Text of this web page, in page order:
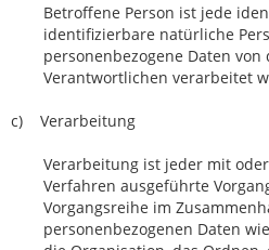
Betroffene Person ist jede
identifizierbare natürliche
personenbezogene Daten
Verantwortlichen verarbeitet
c) Verarbeitung
Verarbeitung ist jeder mit
Verfahren ausgeführte
Vorgangsreihe im
personenbezogenen Daten